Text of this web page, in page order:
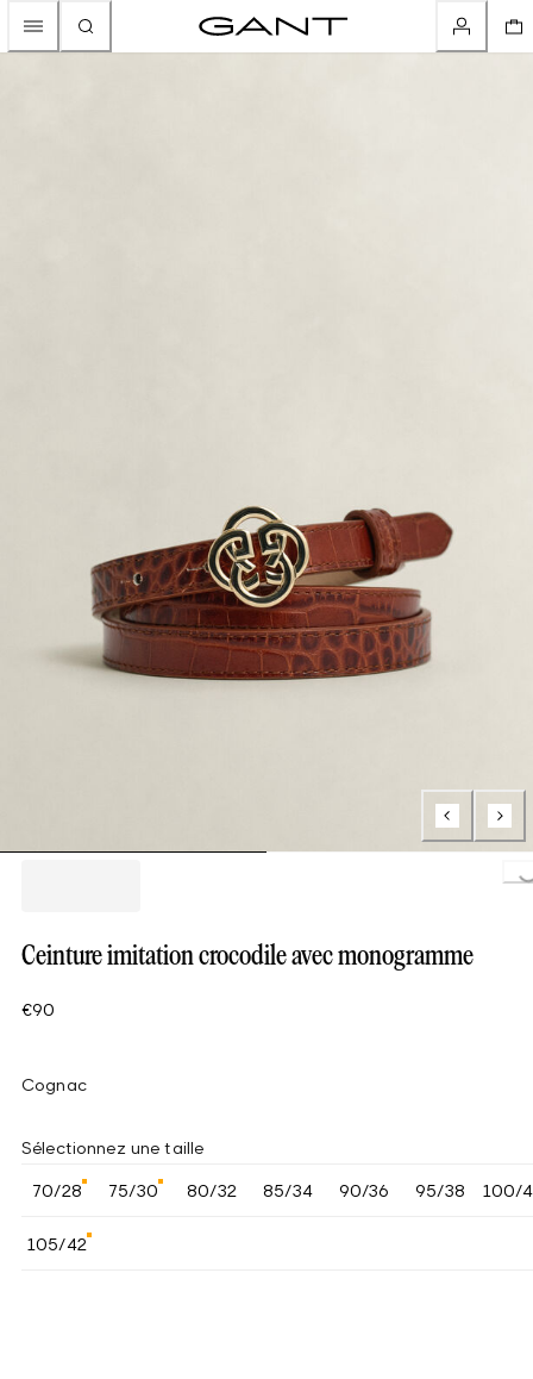
Ceinture imitation crocodile avec monogramme
€90
Cognac
Sélectionnez une taille
70/28 75/30 80/32 85/34 90/36 95/38 100/
105/42